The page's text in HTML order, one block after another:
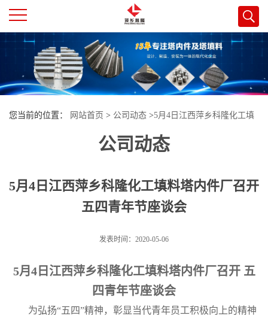
公
司
您当前的位置： 网站首页 > 公司动态 >5月4日江西萍乡科隆化工填
料塔内件厂召开 五四青年节座谈会
公司动态
5月4日江西萍乡科隆化工填料塔内件厂召开
五四青年节座谈会
发表时间：2020-05-06
5月4日江西萍乡科隆化工填料塔内件厂召开 五
四青年节座谈会
为弘扬“五四”精神，彰显当代青年员工积极向上的精神